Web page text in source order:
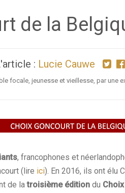
de la
: Lucie Cauwe
focale, jeunesse et vieillesse, par une
, francophones et
(lire ici). En 2016, ils ont élu
de latroisième édition du